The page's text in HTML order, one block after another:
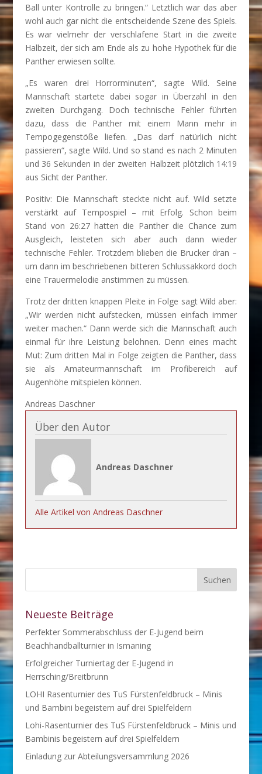
Ball unter Kontrolle zu bringen.“ Letztlich war das aber
wohl auch gar nicht die entscheidende Szene des Spiels.
Es war vielmehr der verschlafene Start in die zweite
Halbzeit, der sich am Ende als zu hohe Hypothek für die
Panther erwiesen sollte.
„Es waren drei Horrorminuten“, sagte Wild. Seine
Mannschaft startete dabei sogar in Überzahl in den
zweiten Durchgang. Doch technische Fehler führten
dazu, dass die Panther mit einem Mann mehr in
Tempogegenstöße liefen. „Das darf natürlich nicht
passieren“, sagte Wild. Und so stand es nach 2 Minuten
und 36 Sekunden in der zweiten Halbzeit plötzlich 14:19
aus Sicht der Panther.
Positiv: Die Mannschaft steckte nicht auf. Wild setzte
verstärkt auf Tempospiel – mit Erfolg. Schon beim
Stand von 26:27 hatten die Panther die Chance zum
Ausgleich, leisteten sich aber auch dann wieder
technische Fehler. Trotzdem blieben die Brucker dran –
um dann im beschriebenen bitteren Schlussakkord doch
eine Trauermelodie anstimmen zu müssen.
Trotz der dritten knappen Pleite in Folge sagt Wild aber:
„Wir werden nicht aufstecken, müssen einfach immer
weiter machen.“ Dann werde sich die Mannschaft auch
einmal für ihre Leistung belohnen. Denn eines macht
Mut: Zum dritten Mal in Folge zeigten die Panther, dass
sie als Amateurmannschaft im Profibereich auf
Augenhöhe mitspielen können.
Andreas Daschner
Über den Autor
Andreas Daschner
Alle Artikel von Andreas Daschner
Neueste Beiträge
Perfekter Sommerabschluss der E-Jugend beim
Beachhandballturnier in Ismaning
Erfolgreicher Turniertag der E-Jugend in
Herrsching/Breitbrunn
LOHI Rasenturnier des TuS Fürstenfeldbruck – Minis
und Bambini begeistern auf drei Spielfeldern
Lohi-Rasenturnier des TuS Fürstenfeldbruck – Minis und
Bambinis begeistern auf drei Spielfeldern
Einladung zur Abteilungsversammlung 2026